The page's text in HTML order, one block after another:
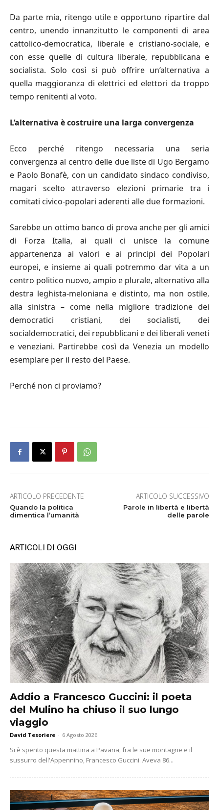
Da parte mia, ritengo utile e opportuno ripartire dal
centro, unendo innanzitutto le componenti di area
cattolico-democratica, liberale e cristiano-sociale, e
con esse quelle di cultura liberale, repubblicana e
socialista. Solo così si può offrire un’alternativa a
quella maggioranza di elettrici ed elettori da troppo
tempo renitenti al voto.
L’alternativa è costruire una larga convergenza
Ecco perché ritengo necessaria una seria
convergenza al centro delle due liste di Ugo Bergamo
e Paolo Bonafè, con un candidato sindaco condiviso,
magari scelto attraverso elezioni primarie tra i
comitati civico-popolari aderenti alle due formazioni.
Sarebbe un ottimo banco di prova anche per gli amici
di Forza Italia, ai quali ci unisce la comune
appartenenza ai valori e ai principi dei Popolari
europei, e insieme ai quali potremmo dar vita a un
centro politico nuovo, ampio e plurale, alternativo alla
destra leghista-meloniana e distinto, ma non ostile,
alla sinistra – come nella migliore tradizione dei
democratici cristiani, dei socialisti, dei
socialdemocratici, dei repubblicani e dei liberali veneti
e veneziani. Partirebbe così da Venezia un modello
esemplare per il resto del Paese.
Perché non ci proviamo?
ARTICOLO PRECEDENTE
Quando la politica
dimentica l’umanità
ARTICOLO SUCCESSIVO
Parole in libertà e libertà
delle parole
ARTICOLI DI OGGI
Addio a Francesco Guccini: il poeta
del Mulino ha chiuso il suo lungo
viaggio
David Tesoriere - 6 Agosto 2026
Si è spento questa mattina a Pavana, fra le sue montagne e il
sussurro dell'Appennino, Francesco Guccini. Aveva 86...